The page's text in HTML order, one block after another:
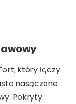
który łączy
nasączone
Pokryty